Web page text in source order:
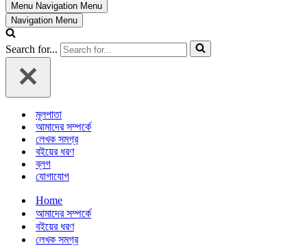
Menu Navigation Menu
Navigation Menu
Search for...
মূলপাতা
আমাদের সম্পর্কে
লেখক সমগ্র
বইয়ের ধরণ
ব্লগ
যোগাযোগ
Home
আমাদের সম্পর্কে
বইয়ের ধরণ
লেখক সমগ্র